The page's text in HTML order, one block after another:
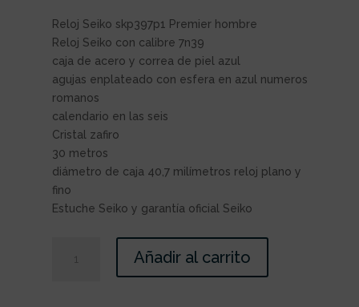
Reloj Seiko skp397p1 Premier hombre
Reloj Seiko con calibre 7n39
caja de acero y correa de piel azul
agujas enplateado con esfera en azul numeros
romanos
calendario en las seis
Cristal zafiro
30 metros
diámetro de caja 40,7 milímetros reloj plano y
fino
Estuche Seiko y garantía oficial Seiko
Añadir al carrito